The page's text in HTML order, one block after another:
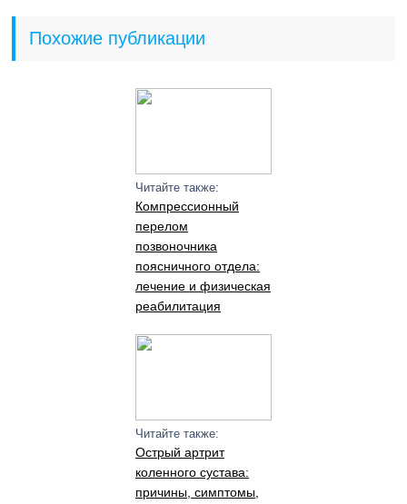
Похожие публикации
Читайте также:
Компрессионный
перелом
позвоночника
поясничного отдела:
лечение и физическая
реабилитация
Читайте также:
Острый артрит
коленного сустава:
причины, симптомы,